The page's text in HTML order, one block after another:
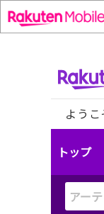
よう
トップ